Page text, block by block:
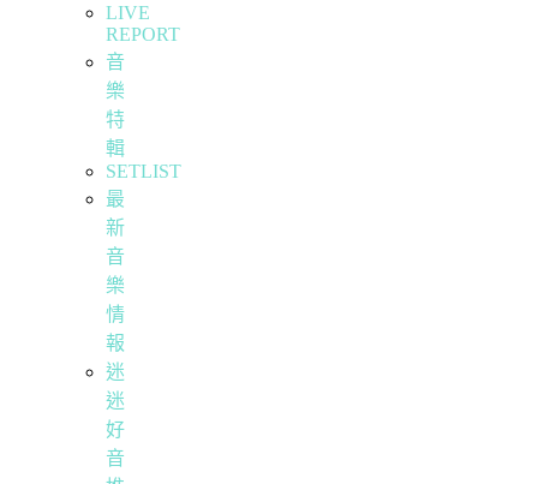
LIVE
REPORT
音
樂
特
輯
SETLIST
最
新
音
樂
情
報
迷
迷
好
音